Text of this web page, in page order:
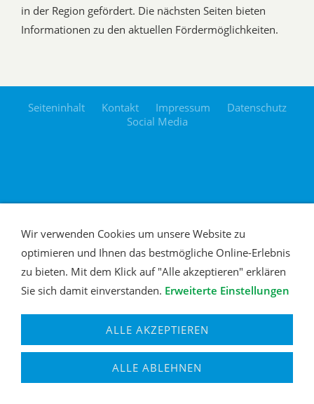
in der Region gefördert. Die nächsten Seiten bieten
Informationen zu den aktuellen Fördermöglichkeiten.
Seiteninhalt Kontakt Impressum
Datenschutz
Social Media
Wir verwenden Cookies um unsere Website zu
optimieren und Ihnen das bestmögliche Online-Erlebnis
zu bieten. Mit dem Klick auf "Alle akzeptieren" erklären
Sie sich damit einverstanden. Erweiterte Einstellungen
ALLE AKZEPTIEREN
ALLE ABLEHNEN